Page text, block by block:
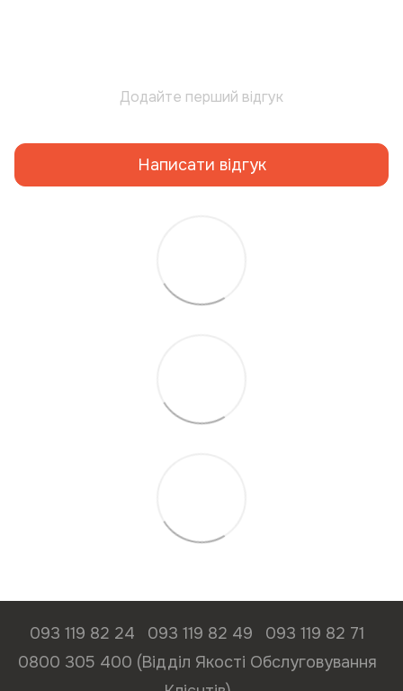
Додайте перший відгук
Написати відгук
093 119 82 24 093 119 82 49
093 119 82 71
0800 305 400 (Відділ Якості Обслуговування